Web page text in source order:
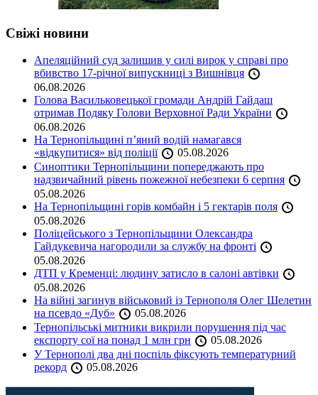
Свіжі новини
Апеляційний суд залишив у силі вирок у справі про
вбивство 17-річної випускниці з Вишнівця
06.08.2026
Голова Васильковецької громади Андрій Гайдаш
отримав Подяку Голови Верховної Ради України
06.08.2026
На Тернопільщині п’яний водій намагався
«відкупитися» від поліції
05.08.2026
Синоптики Тернопільщини попереджають про
надзвичайний рівень пожежної небезпеки 6 серпня
05.08.2026
На Тернопільщині горів комбайн і 5 гектарів поля
05.08.2026
Поліцейського з Тернопільщини Олександра
Гайдукевича нагородили за службу на фронті
05.08.2026
ДТП у Кременці: людину затисло в салоні автівки
05.08.2026
На війні загинув військовий із Тернополя Олег Шелетин
на псевдо «Дуб»
05.08.2026
Тернопільські митники викрили порушення під час
експорту сої на понад 1 млн грн
05.08.2026
У Тернополі два дні поспіль фіксують температурний
рекорд
05.08.2026